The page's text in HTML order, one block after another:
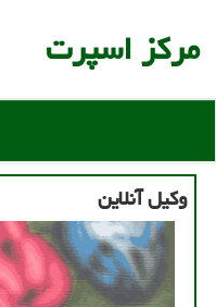
مركز اسپرت
وكیل آنلاین